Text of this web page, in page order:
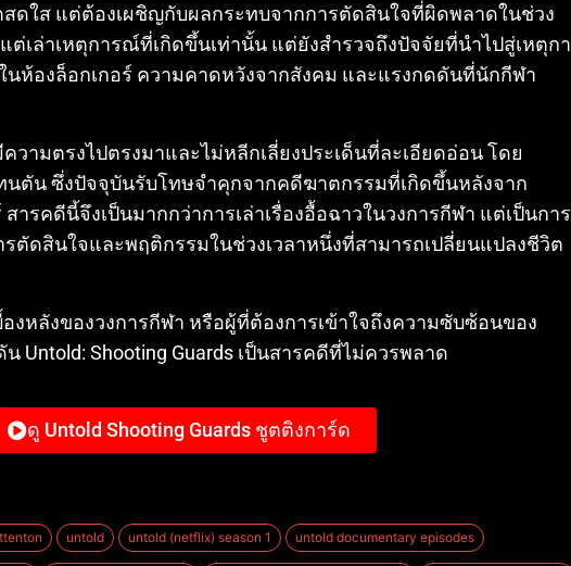
ดใส แต่ต้องเผชิญกับผลกระทบจากการตัดสินใจที่ผิดพลาดในช่วง
ต่เล่าเหตุการณ์ที่เกิดขึ้นเท่านั้น แต่ยังสำรวจถึงปัจจัยที่นำไปสู่เหตุกา
ห้องล็อกเกอร์ ความคาดหวังจากสังคม และแรงกดดันที่นักกีฬา
วามตรงไปตรงมาและไม่หลีกเลี่ยงประเด็นที่ละเอียดอ่อน โดย
นตัน ซึ่งปัจจุบันรับโทษจำคุกจากคดีฆาตกรรมที่เกิดขึ้นหลังจาก
ารคดีนี้จึงเป็นมากกว่าการเล่าเรื่องอื้อฉาวในวงการกีฬา แต่เป็นการ
ตัดสินใจและพฤติกรรมในช่วงเวลาหนึ่งที่สามารถเปลี่ยนแปลงชีวิต
องหลังของวงการกีฬา หรือผู้ที่ต้องการเข้าใจถึงความซับซ้อนของ
Shooting Guards เป็นสารคดีที่ไม่ควรพลาด
ดู Untold Shooting Guards ชูตติงการ์ด
untold untold (netflix) season 1 untold documentary episodes